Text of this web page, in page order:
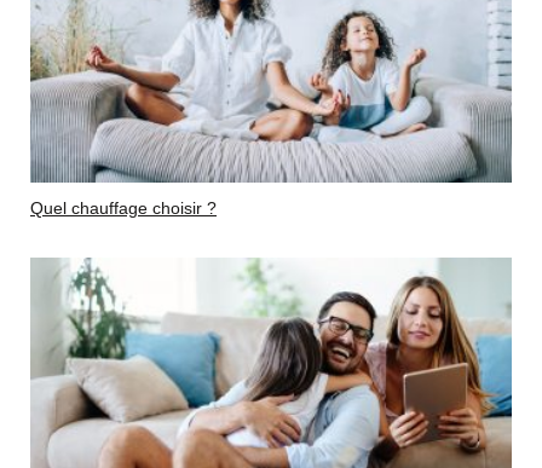
Quel chauffage choisir ?